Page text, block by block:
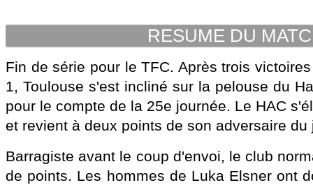
RESUME DU
Fin de série pour le TFC. Après trois
1, Toulouse s'est incliné sur la pelouse du
pour le compte de la 25e journée. Le HAC
et revient à deux points de son adversaire du
Barragiste avant le coup d'envoi, le club
de points. Les hommes de Luka Elsner ont